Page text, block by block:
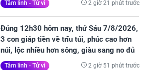
Tâm linh - Tử vi 2 giờ 21 phút trước
Đúng 12h30 hôm nay, thứ Sáu 7/8/2026,
3 con giáp tiền về trĩu túi, phúc cao hơn
núi, lộc nhiều hơn sông, giàu sang no đủ
Tâm linh - Tử vi 2 giờ 51 phút trước